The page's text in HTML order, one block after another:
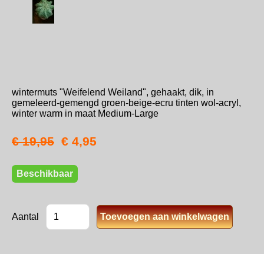
wintermuts "Weifelend Weiland", gehaakt, dik, in
gemeleerd-gemengd groen-beige-ecru tinten wol-acryl,
winter warm in maat Medium-Large
€ 19,95 € 4,95
Beschikbaar
Aantal